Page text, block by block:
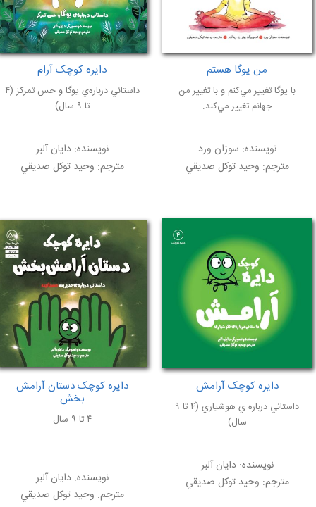
من یوگا هستم
با يوگا تغيير مي‌كنم و با تغيير من
جهانم تغيير مي‌كند.
نویسنده:سوزان ورد
مترجم:وحيد توكل صديقي
دایره کوچک آرام
داستاني درباره‌ي يوگا و حس تمركز (۴
تا ۹ سال)
نویسنده:دايان آلبر
مترجم:وحيد توكل صديقي
دایره کوچک آرامش
داستاني درباره ي هوشياري (۴ تا ۹
سال)
نویسنده:دايان آلبر
مترجم:وحيد توكل صديقي
دایره کوچک دستان آرامش
بخش
نویسنده:دايان آلبر
مترجم:وحيد توكل صديقي